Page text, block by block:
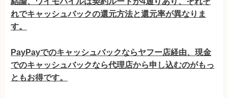
れでキャッシュバックの還元方法と還元率が異なりま
す。
PayPayでのキャッシュバックならヤフー店経由、現金
でのキャッシュバックなら代理店から申し込むのがもっ
ともお得です。